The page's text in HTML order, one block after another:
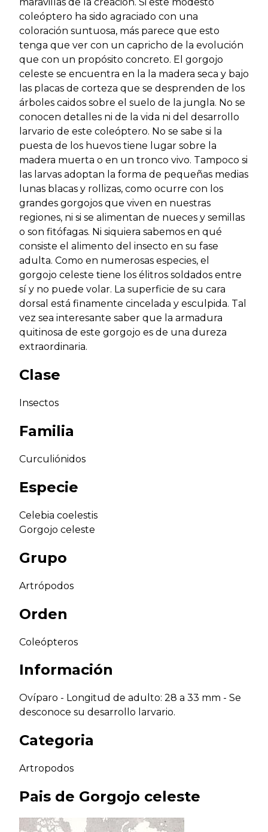
maravillas de la creación. Si este modesto
coleóptero ha sido agraciado con una
coloración suntuosa, más parece que esto
tenga que ver con un capricho de la evolución
que con un propósito concreto. El gorgojo
celeste se encuentra en la la madera seca y bajo
las placas de corteza que se desprenden de los
árboles caidos sobre el suelo de la jungla. No se
conocen detalles ni de la vida ni del desarrollo
larvario de este coleóptero. No se sabe si la
puesta de los huevos tiene lugar sobre la
madera muerta o en un tronco vivo. Tampoco si
las larvas adoptan la forma de pequeñas medias
lunas blacas y rollizas, como ocurre con los
grandes gorgojos que viven en nuestras
regiones, ni si se alimentan de nueces y semillas
o son fitófagas. Ni siquiera sabemos en qué
consiste el alimento del insecto en su fase
adulta. Como en numerosas especies, el
gorgojo celeste tiene los élitros soldados entre
sí y no puede volar. La superficie de su cara
dorsal está finamente cincelada y esculpida. Tal
vez sea interesante saber que la armadura
quitinosa de este gorgojo es de una dureza
extraordinaria.
Clase
Insectos
Familia
Curculiónidos
Especie
Celebia coelestis
Gorgojo celeste
Grupo
Artrópodos
Orden
Coleópteros
Información
Ovíparo - Longitud de adulto: 28 a 33 mm - Se
desconoce su desarrollo larvario.
Categoria
Artropodos
Pais de Gorgojo celeste